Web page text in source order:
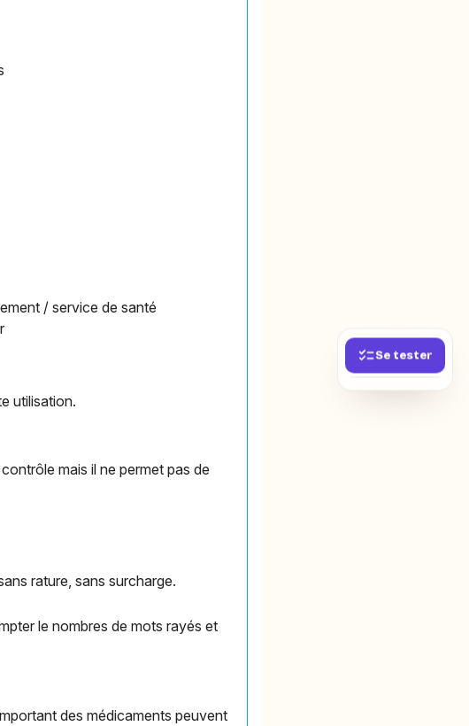
Se tester
/ service de santé
utilisation.
mais il ne permet pas de
rature, sans surcharge.
le nombres de mots rayés et
des médicaments peuvent